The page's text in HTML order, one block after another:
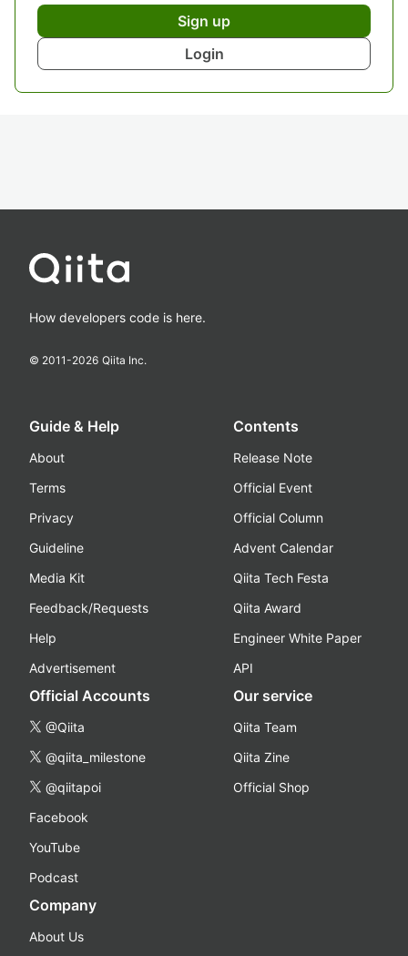
Sign up
Login
How developers code is here.
© 2011-2026 Qiita Inc.
Guide & Help
About
Terms
Privacy
Guideline
Media Kit
Feedback/Requests
Help
Advertisement
Contents
Release Note
Official Event
Official Column
Advent Calendar
Qiita Tech Festa
Qiita Award
Engineer White Paper
API
Official Accounts
@Qiita
@qiita_milestone
@qiitapoi
Facebook
YouTube
Podcast
Our service
Qiita Team
Qiita Zine
Official Shop
Company
About Us